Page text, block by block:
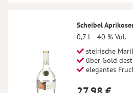
Scheibel
0,7 l
40 % Vol.
steirische
über Gold
elegantes